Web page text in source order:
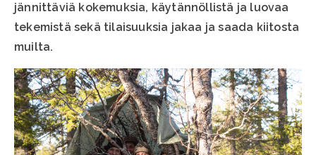
jännittäviä kokemuksia, käytännöllistä ja luovaa
tekemistä sekä tilaisuuksia jakaa ja saada kiitosta
muilta.